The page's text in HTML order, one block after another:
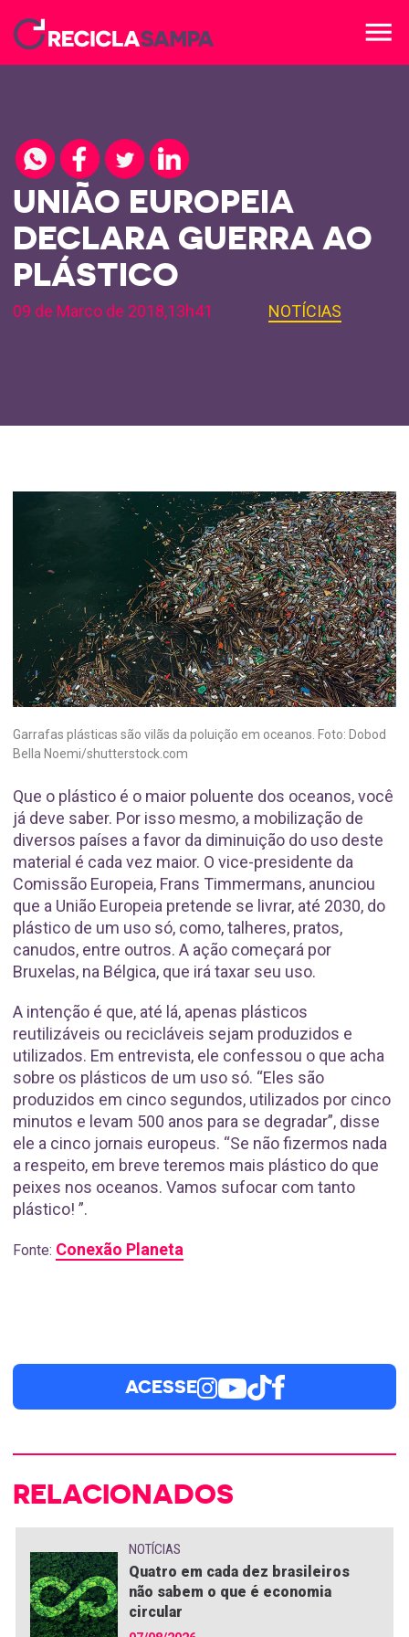
menu
UNIÃO EUROPEIA
DECLARA GUERRA AO
PLÁSTICO
09 de Marco de 2018,13h41 NOTÍCIAS
Garrafas plásticas são vilãs da poluição em oceanos. Foto: Dobod
Bella Noemi/shutterstock.com
Que o plástico é o maior poluente dos oceanos, você
já deve saber. Por isso mesmo, a mobilização de
diversos países a favor da diminuição do uso deste
material é cada vez maior. O vice-presidente da
Comissão Europeia, Frans Timmermans, anunciou
que a União Europeia pretende se livrar, até 2030, do
plástico de um uso só, como, talheres, pratos,
canudos, entre outros. A ação começará por
Bruxelas, na Bélgica, que irá taxar seu uso.
A intenção é que, até lá, apenas plásticos
reutilizáveis ou recicláveis sejam produzidos e
utilizados. Em entrevista, ele confessou o que acha
sobre os plásticos de um uso só. “Eles são
produzidos em cinco segundos, utilizados por cinco
minutos e levam 500 anos para se degradar”, disse
ele a cinco jornais europeus. “Se não fizermos nada
a respeito, em breve teremos mais plástico do que
peixes nos oceanos. Vamos sufocar com tanto
plástico! ”.
Fonte: Conexão Planeta
ACESSE
RELACIONADOS
NOTÍCIAS
Quatro em cada dez brasileiros
não sabem o que é economia
circular